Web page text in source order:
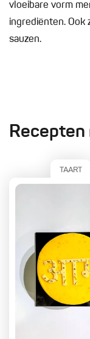
vloeibare vorm
ingrediënten. Ook
sauzen.
TAART